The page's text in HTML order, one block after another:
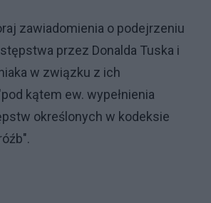
zawiadomienia o podejrzeniu
przez Donalda Tuska i
w związku z ich
kątem ew. wypełnienia
określonych w kodeksie